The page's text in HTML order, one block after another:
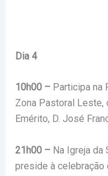
Dia 4
10h00 –Participa na
Zona Pastoral Leste,
Emérito, D. José
21h00 –Na Igreja da
preside à celebração